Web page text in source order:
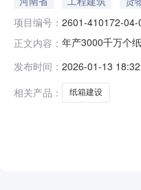
项目编号： 2601-410172-
正文内容： 年产3000千万个
案机关仅对项目
发布时间： 2026-01-13 18:32
相关产品：
纸箱建设